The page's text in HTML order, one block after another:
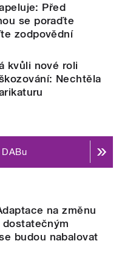
Před
se poraďte
zodpovědní
kvůli nové roli
Nechtěla
na změnu
budou nabalovat